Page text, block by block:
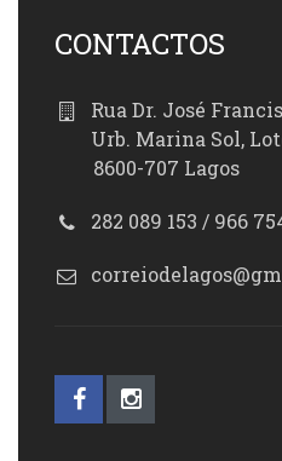
CONTACTOS
Rua Dr. José
Urb. Marina Sol,
8600-707 Lagos
282 089 153 / 966